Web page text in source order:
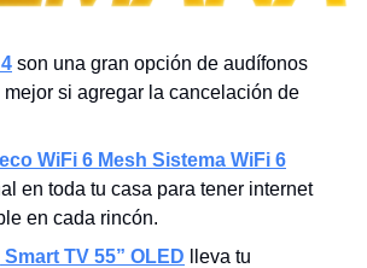
son una gran opción de audífonos
si agregar la cancelación de
WiFi 6 Mesh Sistema WiFi 6
en toda tu casa para tener internet
en cada rincón.
TV 55” OLED lleva tu